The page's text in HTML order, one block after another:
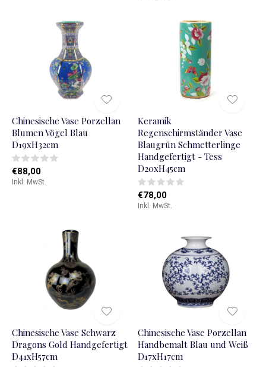
Chinesische Vase Porzellan
Blumen Vögel Blau
D19xH32cm
€88,00
Inkl. MwSt.
Keramik
Regenschirmständer Vase
Blaugrün Schmetterlinge
Handgefertigt - Tess
D20xH45cm
€78,00
Inkl. MwSt.
Chinesische Vase Schwarz
Dragons Gold Handgefertigt
D41xH57cm
Chinesische Vase Porzellan
Handbemalt Blau und Weiß
D17xH17cm